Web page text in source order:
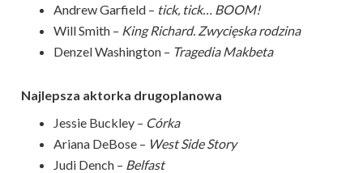
Andrew Garfield – tick, tick… BOOM!
Will Smith – King Richard. Zwycięska rodzina
Denzel Washington – Tragedia Makbeta
Najlepsza aktorka drugoplanowa
Jessie Buckley – Córka
Ariana DeBose – West Side Story
Judi Dench – Belfast